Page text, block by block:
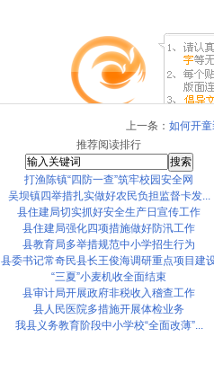
上一条：如何开
推荐阅读排行
打渔陈镇“四防一查”筑牢校园安全网
吴坝镇四举措扎实做好农民负担监督卡发...
县住建局切实抓好安全生产日宣传工作
县住建局强化四项措施做好防汛工作
县教育局多举措规范中小学招生行为
县委书记常奇民县长王俊海调研重点项目建
“三夏”小麦机收全面结束
县审计局开展政府非税收入稽查工作
县人民医院多措施开展体检业务
我县义务教育阶段中小学校“全面改薄”...